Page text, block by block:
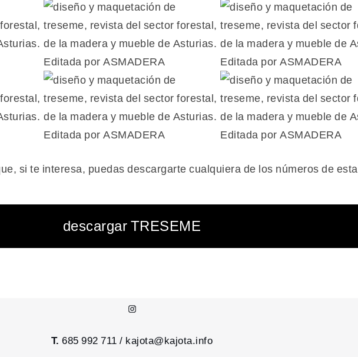
si te interesa, puedas descargarte cualquiera de los números de esta
descargar TRESEME
Instagram
T. 685 992 711 / kajota@kajota.info